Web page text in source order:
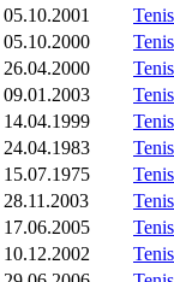
05.10.2001
05.10.2000
26.04.2000
09.01.2003
14.04.1999
24.04.1983
15.07.1975
28.11.2003
17.06.2005
10.12.2002